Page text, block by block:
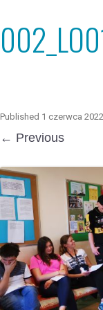
Published 1 czerwca 2022
← Previous